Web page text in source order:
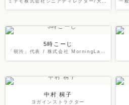
5時こーじ
中村 桐子
ヨガインストラクター